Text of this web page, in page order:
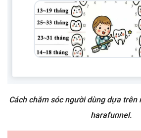
Cách chăm sóc người dùng dựa trên
harafunnel.